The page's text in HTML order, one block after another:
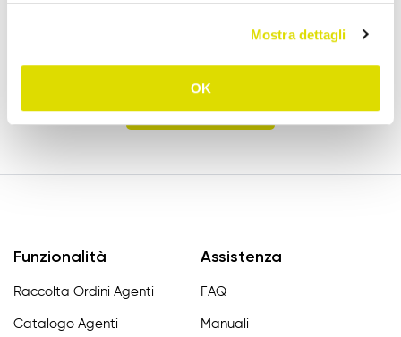
Mostra dettagli
OK
Prova Gratis
Funzionalità
Raccolta Ordini Agenti
Catalogo Agenti
Assistenza
FAQ
Manuali